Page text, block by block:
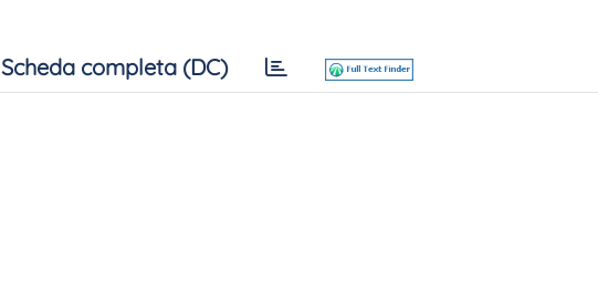
Scheda completa (DC)